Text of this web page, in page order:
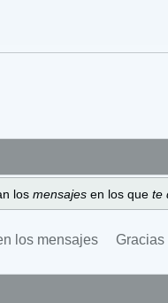
los mensajes en los que te
los mensajes